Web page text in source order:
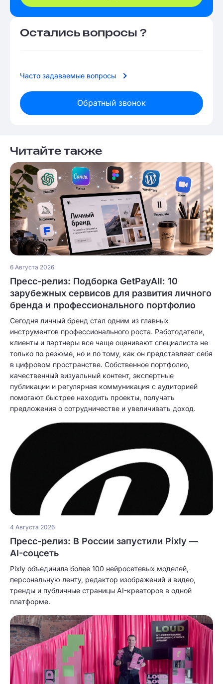
Остались вопросы ?
Часто задаваемые вопросы
Обратный звонок
Читайте также
6 Августа 2026
Пресс-релиз: Подборка GetPayAll: 10
зарубежных сервисов для развития личного
бренда и профессионального портфолио
Сегодня личный бренд стал одним из главных
инструментов профессионального роста. Работодатели,
клиенты и партнеры все чаще оценивают специалиста не
только по резюме, но и по тому, как он представляет себя
в цифровом пространстве. Собственное портфолио,
качественный визуальный контент, экспертные
публикации и регулярная коммуникация с аудиторией
помогают быстрее находить проекты, получать
предложения о сотрудничестве и увеличивать доход.
4 Августа 2026
Пресс-релиз: В России запустили Pixly —
AI-соцсеть
Pixly объединила более 100 нейросетевых моделей,
персональную ленту, редактор изображений и видео,
тренды и публичные страницы AI-креаторов в одной
платформе.